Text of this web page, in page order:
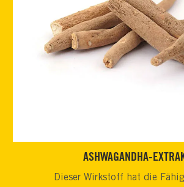
ASHWAGANDHA-
Dieser Wirkstoff hat die